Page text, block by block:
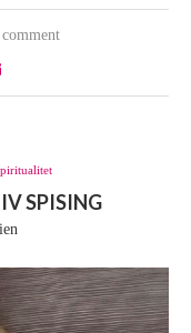
SPISING